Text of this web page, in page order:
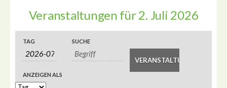
Veranstaltungen für 2. Juli 2026
Veranstaltungen
Such-
und
Veranstaltungen
Suche
TAG SUCHE
Ansichtennavigation
ANZEIGEN ALS